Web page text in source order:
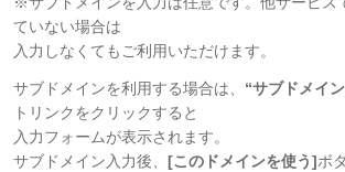
ていない場合は
入力しなくてもご利用いただけます。
サブドメインを利用する場合は、 “サブドメイ
トリンクをクリックすると
入力フォームが表示されます。
サブドメイン入力後、 [このドメインを使う]ボ